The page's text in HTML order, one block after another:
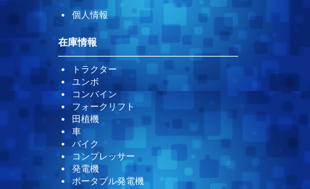
個人情報
在庫情報
トラクター
ユンボ
コンバイン
フォークリフト
田植機
車
バイク
コンプレッサー
発電機
ポータブル発電機